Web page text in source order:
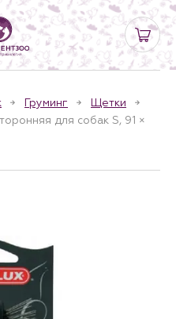
Груминг
Щетки
для собак S, 91 ×